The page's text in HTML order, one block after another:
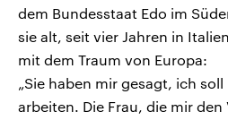
dem Bundesstaat Edo im
sie alt, seit vier Jahren in
mit dem Traum von Europa:
„Sie haben mir gesagt, ich
arbeiten. Die Frau, die mir